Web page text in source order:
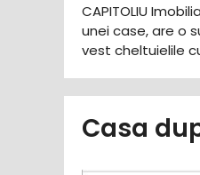
CAPITOLIU
unei case, are o
vest cheltuielile
Casa